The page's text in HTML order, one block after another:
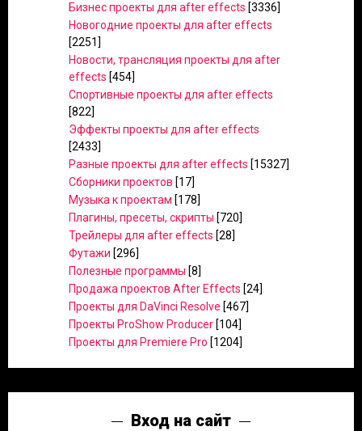
Бизнес проекты для after effects [3336]
Новогодние проекты для after effects
[2251]
Новости, трансляция проекты для after
effects [454]
Спортивные проекты для after effects
[822]
Эффекты проекты для after effects
[2433]
Разные проекты для after effects [15327]
Сборники проектов [17]
Музыка к проектам [178]
Плагины, пресеты, скрипты [720]
Трейлеры для after effects [28]
Футажи [296]
Полезные программы [8]
Продажа проектов After Effects [24]
Проекты для DaVinci Resolve [467]
Проекты ProShow Producer [104]
Проекты для Premiere Pro [1204]
Вход на сайт